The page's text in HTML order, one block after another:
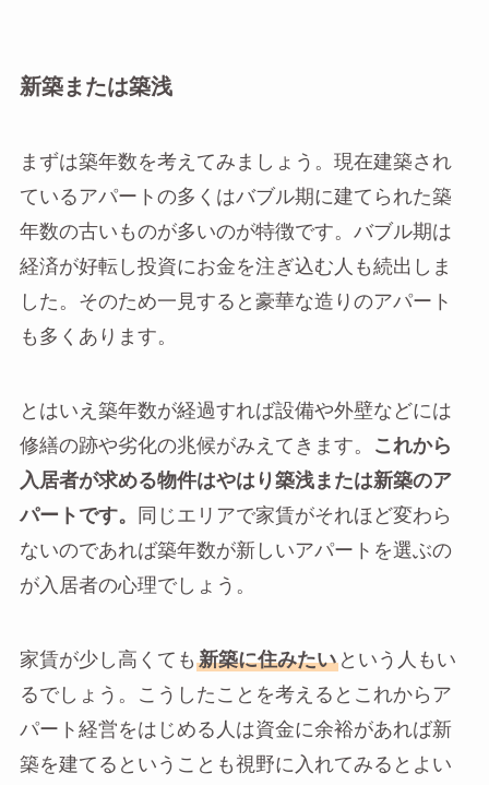
新築または築浅
まずは築年数を考えてみましょう。現在建築され
ているアパートの多くはバブル期に建てられた築
年数の古いものが多いのが特徴です。バブル期は
経済が好転し投資にお金を注ぎ込む人も続出しま
した。そのため一見すると豪華な造りのアパート
も多くあります。
とはいえ築年数が経過すれば設備や外壁などには
修繕の跡や劣化の兆候がみえてきます。
これから
入居者が求める物件はやはり築浅または新築のア
パートです。
同じエリアで家賃がそれほど変わら
ないのであれば築年数が新しいアパートを選ぶの
が入居者の心理でしょう。
家賃が少し高くても 新築に住みたいという人もい
るでしょう。こうしたことを考えるとこれからア
パート経営をはじめる人は資金に余裕があれば新
築を建てるということも視野に入れてみるとよい